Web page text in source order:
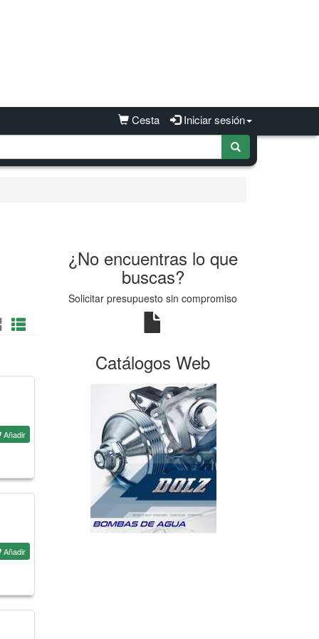
Cesta Iniciar sesión
Añadir
Añadir
¿No encuentras lo que
buscas?
Solicitar presupuesto sin compromiso
Catálogos Web